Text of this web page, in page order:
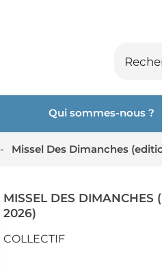
Qui sommes-nous ?
- Missel Des Dimanches
MISSEL DES DIMANCHES
2026)
COLLECTIF